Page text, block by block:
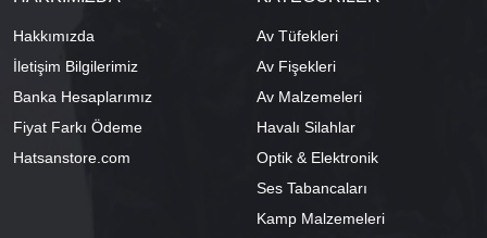
Hakkımızda
İletişim Bilgilerimiz
Banka Hesaplarımız
Fiyat Farkı Ödeme
Hatsanstore.com
Av Tüfekleri
Av Fişekleri
Av Malzemeleri
Havalı Silahlar
Optik & Elektronik
Ses Tabancaları
Kamp Malzemeleri